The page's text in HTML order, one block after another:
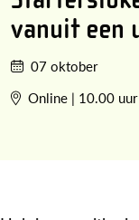
vanuit een
07 oktober
Online | 10.00 uur